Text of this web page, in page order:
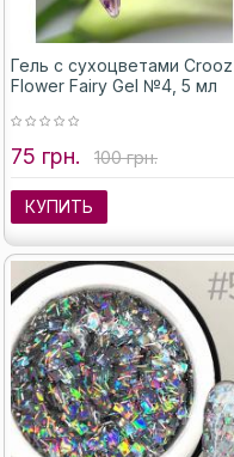
Гель с сухоцветами Crooz
Flower Fairy Gel №4, 5 мл
75 грн. 100 грн.
КУПИТЬ